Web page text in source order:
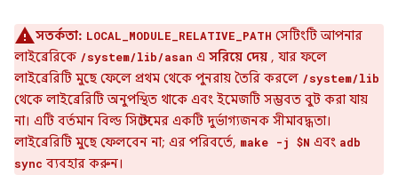
সতর্কতা: LOCAL_MODULE_RELATIVE_PATH সেটিংটি আপনার
লাইব্রেরিকে /system/lib/asan এ সরিয়ে দেয় , যার ফলে
লাইব্রেরিটি মুছে ফেলে প্রথম থেকে পুনরায় তৈরি করলে /system/lib
থেকে লাইব্রেরিটি অনুপস্থিত থাকে এবং ইমেজটি সম্ভবত বুট করা যায়
না। এটি বর্তমান বিল্ড সিস্টেমের একটি দুর্ভাগ্যজনক সীমাবদ্ধতা।
লাইব্রেরিটি মুছে ফেলবেন না; এর পরিবর্তে, make -j $N এবং adb
sync ব্যবহার করুন।